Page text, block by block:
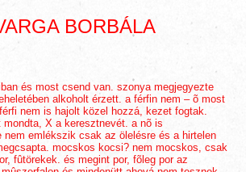
BORBÁLA
és most csend van. szonya megjegyezte
alkoholt érzett. a férfin nem – õ most
nem is hajolt közel hozzá, kezet fogtak.
X a keresztnevét. a nõ is
nem emlékszik csak az ölelésre és a hirtelen
mocskos kocsi? nem mocskos, csak
fûtörekek. és megint por, fõleg por az